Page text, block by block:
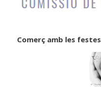
Comerç amb les festes